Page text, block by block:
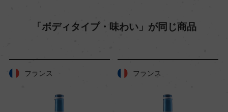
20ー50年
土壌
「ボディタイプ・味わい」が同じ商品
フランス フランス